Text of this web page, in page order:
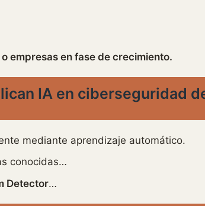
empresas en fase de crecimiento.
IA en ciberseguridad
mediante aprendizaje automático.
conocidas…
Detector…